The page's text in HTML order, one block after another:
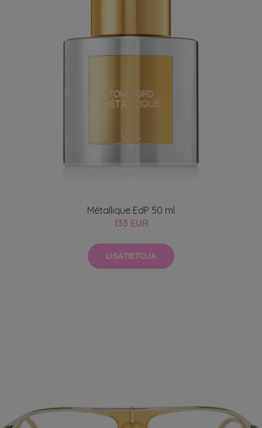
Métallique EdP 50 ml
133 EUR
LISÄTIETOJA